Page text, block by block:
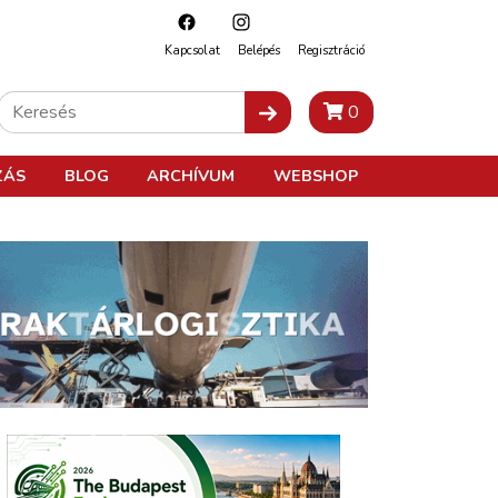
Kapcsolat Belépés Regisztráció
0
BLOG ARCHÍVUM WEBSHOP